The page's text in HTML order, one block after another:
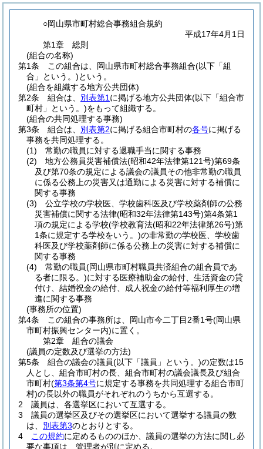
○岡山県市町村総合事務組合規約
平成17年4月1日
第1章
総則
(組合の名称)
第1条
この組合は、岡山県市町村総合事務組合(以下「組
合」という。)という。
(組合を組織する地方公共団体)
第2条
組合は、 別表第1 に掲げる地方公共団体(以下「組合市
町村」という。)をもって組織する。
(組合の共同処理する事務)
第3条
組合は、 別表第2に掲げる組合市町村の各号に掲げる
事務を共同処理する。
(1)
常勤の職員に対する退職手当に関する事務
(2)
地方公務員災害補償法(昭和42年法律第121号)第69条
及び第70条の規定による議会の議員その他非常勤の職員
に係る公務上の災害又は通勤による災害に対する補償に
関する事務
(3)
公立学校の学校医、学校歯科医及び学校薬剤師の公務
災害補償に関する法律(昭和32年法律第143号)第4条第1
項の規定による学校(学校教育法(昭和22年法律第26号)第
1条に規定する学校をいう。)の非常勤の学校医、学校歯
科医及び学校薬剤師に係る公務上の災害に対する補償に
関する事務
(4)
常勤の職員(岡山県市町村職員共済組合の組合員であ
る者に限る。)に対する医療補助金の給付、生活資金の貸
付け、結婚祝金の給付、成人祝金の給付等福利厚生の増
進に関する事務
(事務所の位置)
第4条
この組合の事務所は、岡山市今二丁目2番1号(岡山県
市町村振興センター内)に置く。
第2章
組合の議会
(議員の定数及び選挙の方法)
第5条
組合の議会の議員(以下「議員」という。)の定数は15
人とし、組合市町村の長、組合市町村の議会議長及び組合
市町村(第3条第4号に規定する事務を共同処理する組合市町
村)の長以外の職員がそれぞれのうちから互選する。
2
議員は、各選挙区において互選する。
3
議員の選挙区及びその選挙区において選挙する議員の数
は、 別表第3のとおりとする。
4
この規約に定めるもののほか、議員の選挙の方法に関し必
要な事項は、管理者が別に定める。